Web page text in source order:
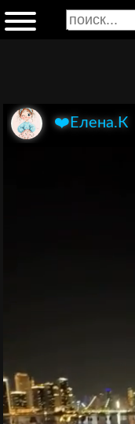
❤️Елена.К